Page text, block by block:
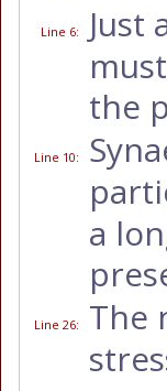
Line 6: Just
the
Line 10:
a
Line 26: The